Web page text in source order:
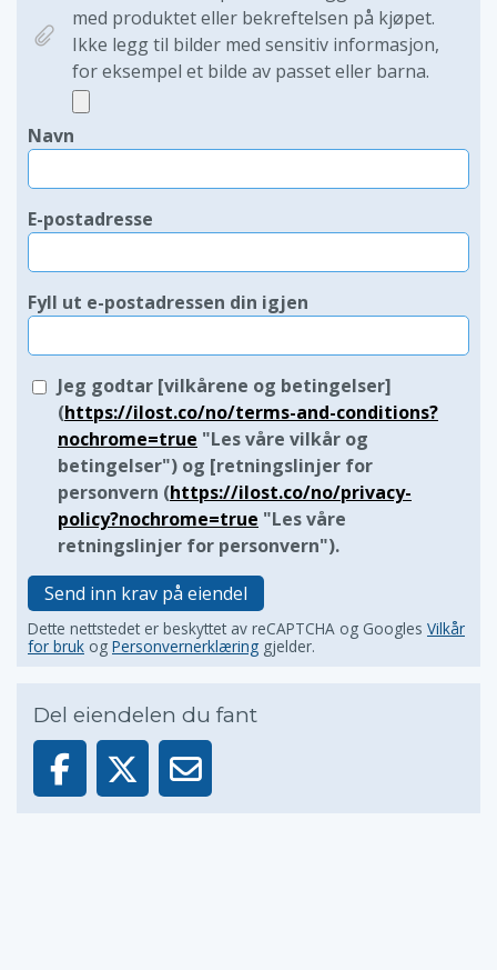
med produktet eller bekreftelsen på kjøpet.
Ikke legg til bilder med sensitiv informasjon,
for eksempel et bilde av passet eller barna.
Navn
E-postadresse
Fyll ut e-postadressen din igjen
Jeg godtar [vilkårene og betingelser]
(https://ilost.co/no/terms-and-conditions?
nochrome=true "Les våre vilkår og
betingelser") og [retningslinjer for
personvern (https://ilost.co/no/privacy-
policy?nochrome=true "Les våre
retningslinjer for personvern").
Send inn krav på eiendel
Dette nettstedet er beskyttet av reCAPTCHA og Googles Vilkår
for bruk og Personvernerklæring gjelder.
Del eiendelen du fant